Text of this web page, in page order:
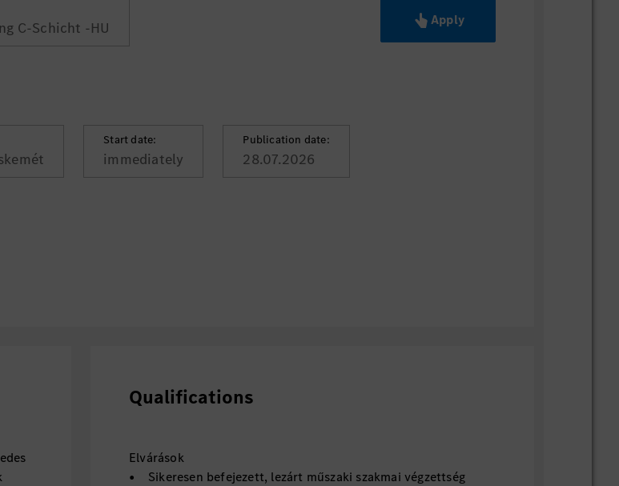
C-Schicht -HU
Start date:
immediately
Publication date:
28.07.2026
Apply
Qualifications
Elvárások
• Sikeresen befejezett, lezárt műszaki szakmai végzettség